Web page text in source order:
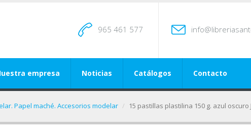
965 461 577
empresa Noticias Catálogos Contacto
Papel maché. Accesorios modelar 15 pastillas plastilina 150 g. azul oscuro